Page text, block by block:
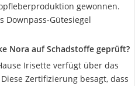
gewonnen.
Downpass-Gütesiegel
Nora auf Schadstoffe geprüft?
Irisette verfügt über das
Zertifizierung besagt, dass